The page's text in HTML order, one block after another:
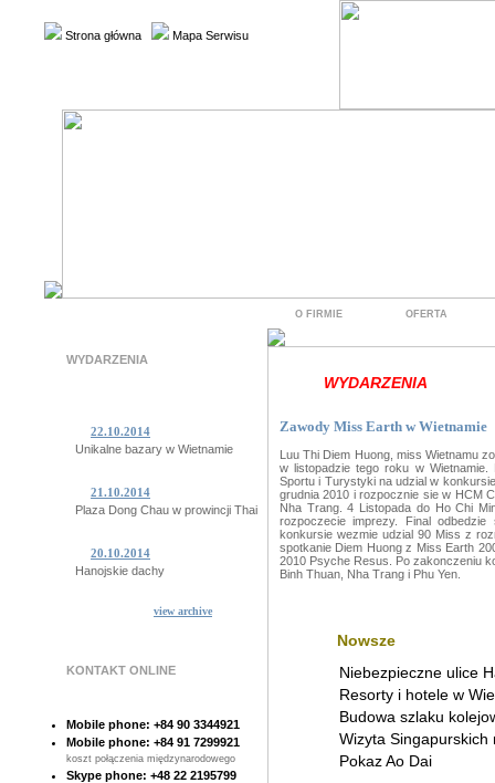
Strona główna Mapa Serwisu
WYDARZENIA
22.10.2014
Unikalne bazary w Wietnamie
21.10.2014
Plaza Dong Chau w prowincji Thai Binh
20.10.2014
Hanojskie dachy
14.10.2014
10.10.2014
Sajgon pod woda!
view archive
KONTAKT ONLINE
Mobile phone: +84 90 3344921
Mobile phone: +84 91 7299921
koszt połączenia międzynarodowego
Skype phone: +48 22 2195799
O FIRMIE OFERTA
WYDARZENIA
Zawody Miss Earth w Wietnamie
Luu Thi Diem Huong, miss Wietnamu
w listopadzie tego roku w
Sportu i Turystyki na udzial w
grudnia 2010 i rozpocznie sie w HCM
Nha Trang. 4 Listopada do Ho Chi
rozpoczecie imprezy. Final
konkursie wezmie udzial 90 Miss z
spotkanie Diem Huong z Miss Earth
2010 Psyche Resus. Po zakonczeniu
Binh Thuan, Nha Trang i Phu Yen.
Nowsze
Niebezpieczne ulice
Resorty i hotele w
Budowa szlaku
Wizyta
Pokaz Ao Dai